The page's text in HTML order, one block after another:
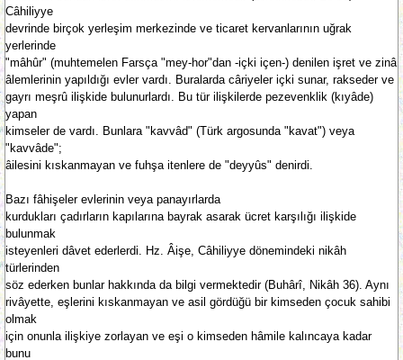
Câhiliyye
devrinde birçok yerleşim merkezinde ve ticaret kervanlarının uğrak
yerlerinde
"mâhûr" (muhtemelen Farsça "mey-hor"dan -içki içen-) denilen işret ve zinâ
âlemlerinin yapıldığı evler vardı. Buralarda câriyeler içki sunar, rakseder ve
gayrı meşrû ilişkide bulunurlardı. Bu tür ilişkilerde pezevenklik (kıyâde)
yapan
kimseler de vardı. Bunlara "kavvâd" (Türk argosunda "kavat") veya
"kavvâde";
âilesini kıskanmayan ve fuhşa itenlere de "deyyûs" denirdi.
Bazı fâhişeler evlerinin veya panayırlarda
kurdukları çadırların kapılarına bayrak asarak ücret karşılığı ilişkide
bulunmak
isteyenleri dâvet ederlerdi. Hz. Âişe, Câhiliyye dönemindeki nikâh
türlerinden
söz ederken bunlar hakkında da bilgi vermektedir (Buhârî, Nikâh 36). Aynı
rivâyette, eşlerini kıskanmayan ve asil gördüğü bir kimseden çocuk sahibi
olmak
için onunla ilişkiye zorlayan ve eşi o kimseden hâmile kalıncaya kadar
bunu